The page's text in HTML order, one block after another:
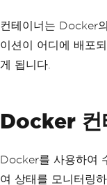
컨테이너는 Docker
이션이 어디에 배포
게 됩니다.
Docker 컨
Docker를 사용하여
여 상태를 모니터링